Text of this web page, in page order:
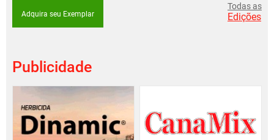
Adquira seu Exemplar
Todas as
Edições
Publicidade